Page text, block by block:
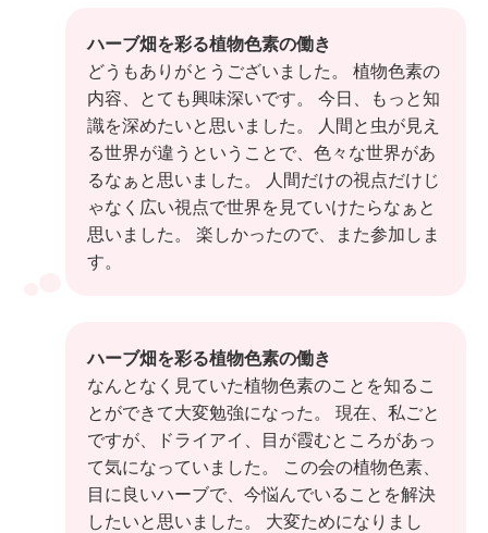
ハーブ畑を彩る植物色素の働き
どうもありがとうございました。 植物色素の
内容、とても興味深いです。 今日、もっと知
識を深めたいと思いました。 人間と虫が見え
る世界が違うということで、色々な世界があ
るなぁと思いました。 人間だけの視点だけじ
ゃなく広い視点で世界を見ていけたらなぁと
思いました。 楽しかったので、また参加しま
す。
ハーブ畑を彩る植物色素の働き
なんとなく見ていた植物色素のことを知るこ
とができて大変勉強になった。 現在、私ごと
ですが、ドライアイ、目が霞むところがあっ
て気になっていました。 この会の植物色素、
目に良いハーブで、今悩んでいることを解決
したいと思いました。 大変ためになりまし